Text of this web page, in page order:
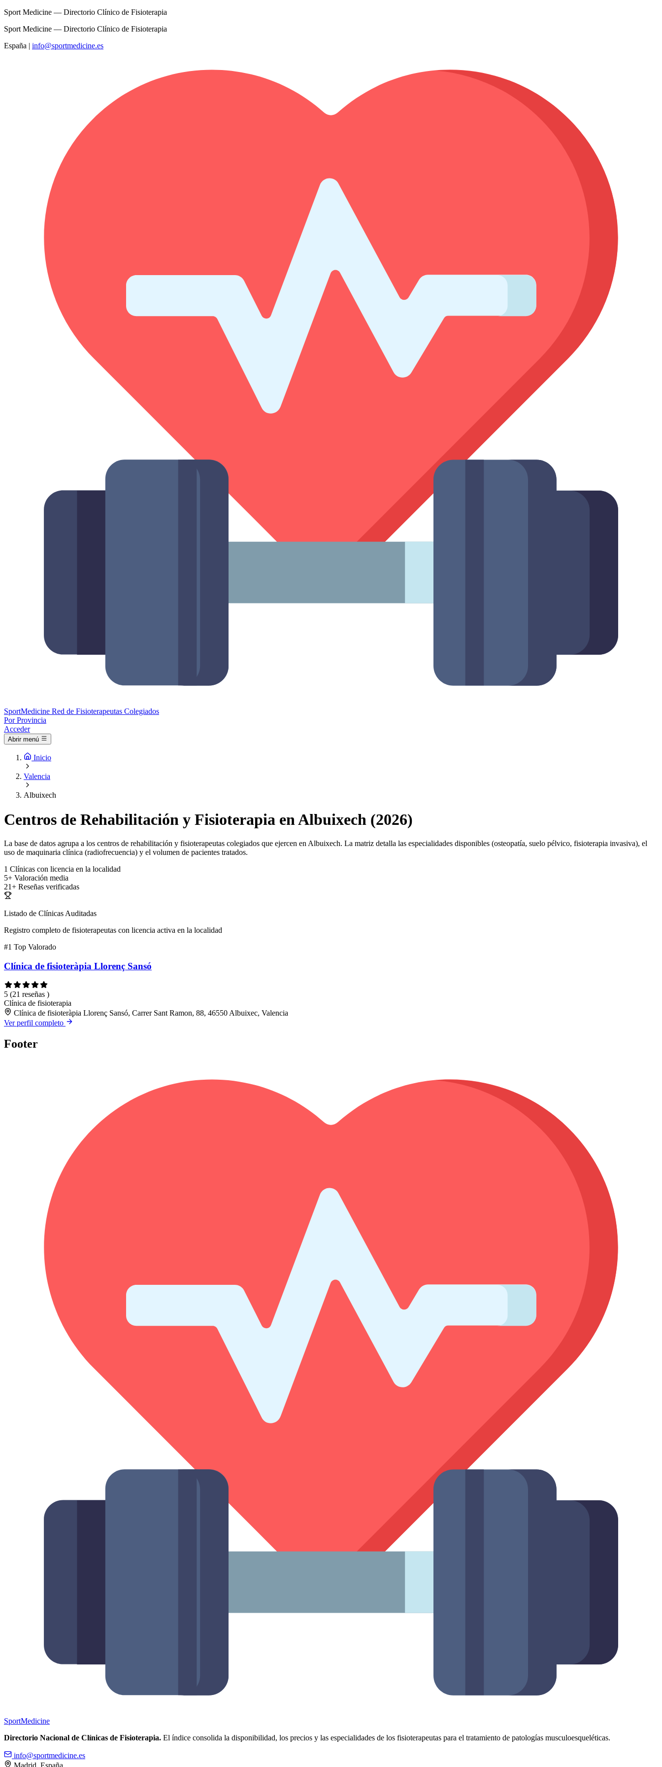
Sport Medicine — Directorio Clínico de Fisioterapia
Sport Medicine — Directorio Clínico de Fisioterapia
España | info@sportmedicine.es
SportMedicine Red de Fisioterapeutas Colegiados
Por Provincia
Acceder
Abrir menú
Inicio
Valencia
Albuixech
Centros de Rehabilitación y Fisioterapia en Albuixech (2026)
La base de datos agrupa a los centros de rehabilitación y fisioterapeutas colegiados que ejercen en Albuixech. La matriz detalla las especialidades disponibles (osteopatía, suelo pélvico, fisioterapia invasiva), el
uso de maquinaria clínica (radiofrecuencia) y el volumen de pacientes tratados.
1 Clínicas con licencia en la localidad
5+ Valoración media
21+ Reseñas verificadas
Listado de Clínicas Auditadas
Registro completo de fisioterapeutas con licencia activa en la localidad
#1 Top Valorado
Clínica de fisioteràpia Llorenç Sansó
5 (21 reseñas )
Clínica de fisioterapia
Clínica de fisioteràpia Llorenç Sansó, Carrer Sant Ramon, 88, 46550 Albuixec, Valencia
Ver perfil completo
Footer
SportMedicine
Directorio Nacional de Clínicas de Fisioterapia. El índice consolida la disponibilidad, los precios y las especialidades de los fisioterapeutas para el tratamiento de patologías musculoesqueléticas.
info@sportmedicine.es